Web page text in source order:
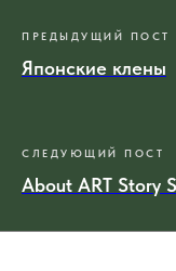
ПРЕДЫДУЩИЙ ПОСТ
Японские клены
СЛЕДУЮЩИЙ ПОСТ
About ART Story